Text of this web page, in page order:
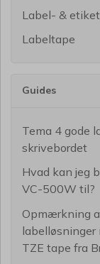
Label- &
Labeltape
Guides
Tema 4 gode
skrivebordet
Hvad kan jeg
VC-500W til?
Opmærkning
labelløsninger
TZE tape fra